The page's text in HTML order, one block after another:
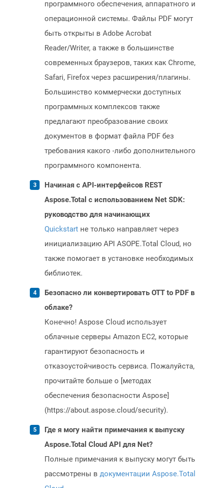
программного обеспечения, аппаратного и
операционной системы. Файлы PDF могут
быть открыты в Adobe Acrobat
Reader/Writer, а также в большинстве
современных браузеров, таких как Chrome,
Safari, Firefox через расширения/плагины.
Большинство коммерчески доступных
программных комплексов также
предлагают преобразование своих
документов в формат файла PDF без
требования какого -либо дополнительного
программного компонента.
Начиная с API-интерфейсов REST
Aspose.Total с использованием Net SDK:
руководство для начинающих
Quickstart не только направляет через
инициализацию API ASOPE.Total Cloud, но
также помогает в установке необходимых
библиотек.
Безопасно ли конвертировать OTT to PDF в
облаке?
Конечно! Aspose Cloud использует
облачные серверы Amazon EC2, которые
гарантируют безопасность и
отказоустойчивость сервиса. Пожалуйста,
прочитайте больше о [методах
обеспечения безопасности Aspose]
(https://about.aspose.cloud/security).
Где я могу найти примечания к выпуску
Aspose.Total Cloud API для Net?
Полные примечания к выпуску могут быть
рассмотрены в документации Aspose.Total